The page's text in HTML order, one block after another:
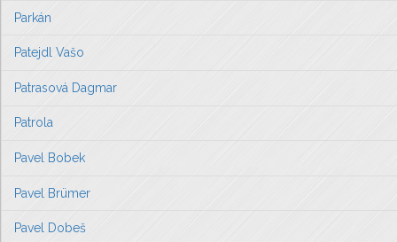
Parkán
Patejdl Vašo
Patrasová Dagmar
Patrola
Pavel Bobek
Pavel Brümer
Pavel Dobeš